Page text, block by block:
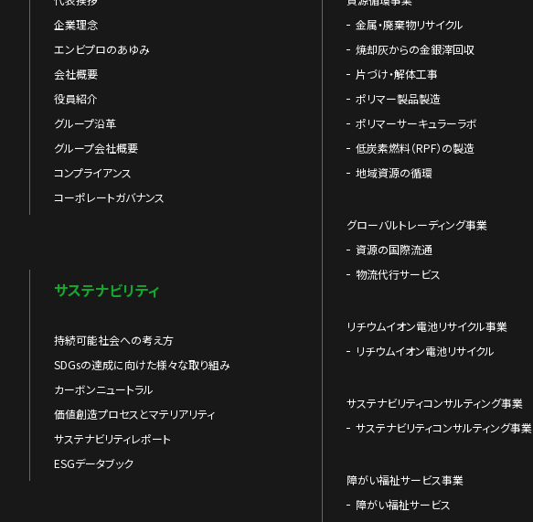
企業理念
エンビプロのあゆみ
会社概要
役員紹介
グループ沿革
グループ会社概要
コンプライアンス
コーポレートガバナンス
金属・廃棄物リサイクル
焼却灰からの金銀滓回収
片づけ・解体工事
ポリマー製品製造
ポリマーサーキュラーラボ
低炭素燃料（RPF）の製造
地域資源の循環
グローバルトレーディング事業
資源の国際流通
物流代行サービス
リチウムイオン電池リサイクル事業
リチウムイオン電池リサイクル
サステナビリティコンサルティング事業
サステナビリティコンサルティング事業
障がい福祉サービス事業
障がい福祉サービス
サステナビリティ
持続可能社会への考え方
SDGsの達成に向けた様々な取り組み
カーボンニュートラル
価値創造プロセスとマテリアリティ
サステナビリティレポート
ESGデータブック